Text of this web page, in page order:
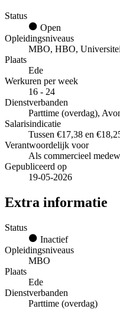
Status
Open
Opleidingsniveaus
MBO, HBO,
Plaats
Ede
Werkuren per week
16 - 24
Dienstverbanden
Parttime (overdag),
Salarisindicatie
Tussen €17,38 en
Verantwoordelijk voor
Als commercieel
Gepubliceerd op
19-05-2026
Extra informatie
Status
Inactief
Opleidingsniveaus
MBO
Plaats
Ede
Dienstverbanden
Parttime (overdag)